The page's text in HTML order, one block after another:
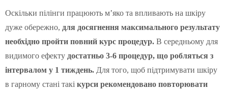
Оскільки пілінги працюють м’яко та впливають на шкіру
дуже обережно, для досягнення максимального результату
необхідно пройти повний курс процедур. В середньому для
видимого ефекту достатньо 3-6 процедур, що робляться з
інтервалом у 1 тиждень. Для того, щоб підтримувати шкіру
в гарному стані такі курси рекомендовано повторювати